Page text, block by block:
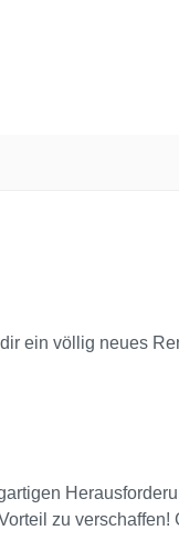
ein völlig neues
zu